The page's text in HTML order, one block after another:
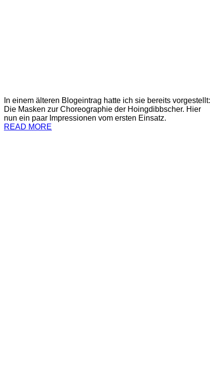
In einem älteren Blogeintrag hatte ich sie bereits vorgestellt:
Die Masken zur Choreographie der Hoingdibbscher. Hier
nun ein paar Impressionen vom ersten Einsatz.
READ MORE